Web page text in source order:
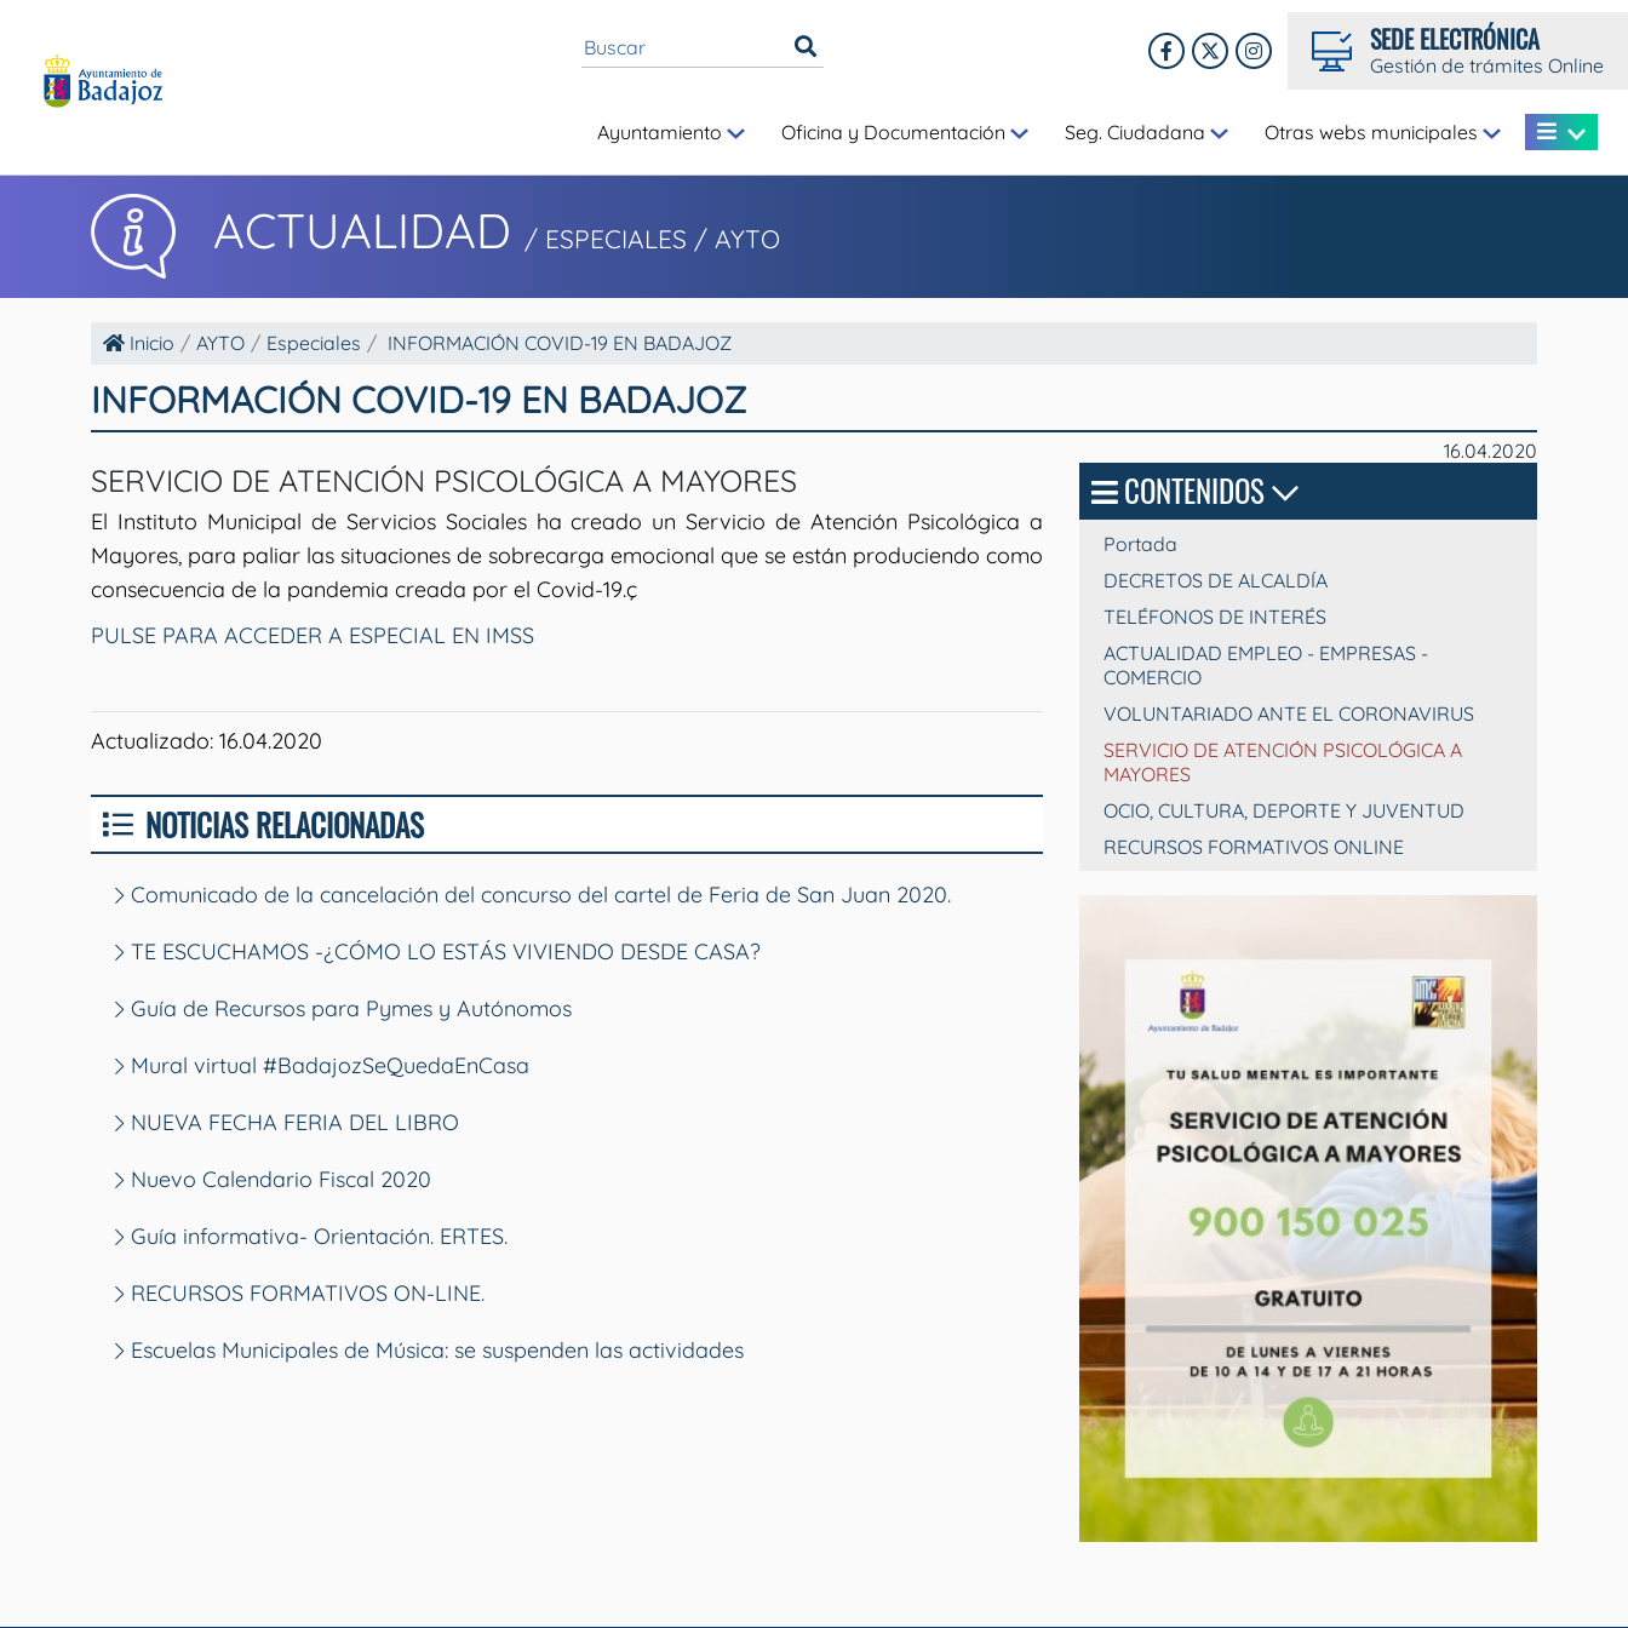
SEDE ELECTRÓNICA
Gestión de trámites Online
Ayuntamiento Oficina y Documentación Seg. Ciudadana Otras webs municipales
ACTUALIDAD / ESPECIALES / AYTO
Inicio AYTO Especiales INFORMACIÓN COVID-19 EN BADAJOZ
INFORMACIÓN COVID-19 EN BADAJOZ
16.04.2020
SERVICIO DE ATENCIÓN PSICOLÓGICA A MAYORES
El Instituto Municipal de Servicios Sociales ha creado un Servicio de Atención Psicológica a
Mayores, para paliar las situaciones de sobrecarga emocional que se están produciendo como
consecuencia de la pandemia creada por el Covid-19.ç
PULSE PARA ACCEDER A ESPECIAL EN IMSS
Actualizado: 16.04.2020
NOTICIAS RELACIONADAS
Comunicado de la cancelación del concurso del cartel de Feria de San Juan 2020.
TE ESCUCHAMOS -¿CÓMO LO ESTÁS VIVIENDO DESDE CASA?
Guía de Recursos para Pymes y Autónomos
Mural virtual #BadajozSeQuedaEnCasa
NUEVA FECHA FERIA DEL LIBRO
Nuevo Calendario Fiscal 2020
Guía informativa- Orientación. ERTES.
RECURSOS FORMATIVOS ON-LINE.
Escuelas Municipales de Música: se suspenden las actividades
CONTENIDOS
Portada
DECRETOS DE ALCALDÍA
TELÉFONOS DE INTERÉS
ACTUALIDAD EMPLEO - EMPRESAS -
COMERCIO
VOLUNTARIADO ANTE EL CORONAVIRUS
SERVICIO DE ATENCIÓN PSICOLÓGICA A
MAYORES
OCIO, CULTURA, DEPORTE Y JUVENTUD
RECURSOS FORMATIVOS ONLINE